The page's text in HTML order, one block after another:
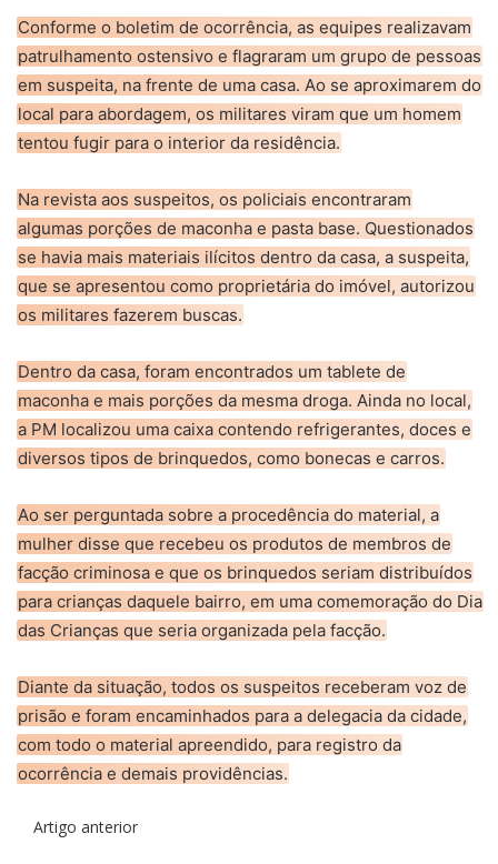
Conforme o boletim de ocorrência, as equipes realizavam
patrulhamento ostensivo e flagraram um grupo de pessoas
em suspeita, na frente de uma casa. Ao se aproximarem do
local para abordagem, os militares viram que um homem
tentou fugir para o interior da residência.
Na revista aos suspeitos, os policiais encontraram
algumas porções de maconha e pasta base. Questionados
se havia mais materiais ilícitos dentro da casa, a suspeita,
que se apresentou como proprietária do imóvel, autorizou
os militares fazerem buscas.
Dentro da casa, foram encontrados um tablete de
maconha e mais porções da mesma droga. Ainda no local,
a PM localizou uma caixa contendo refrigerantes, doces e
diversos tipos de brinquedos, como bonecas e carros.
Ao ser perguntada sobre a procedência do material, a
mulher disse que recebeu os produtos de membros de
facção criminosa e que os brinquedos seriam distribuídos
para crianças daquele bairro, em uma comemoração do Dia
das Crianças que seria organizada pela facção.
Diante da situação, todos os suspeitos receberam voz de
prisão e foram encaminhados para a delegacia da cidade,
com todo o material apreendido, para registro da
ocorrência e demais providências.
Artigo anterior